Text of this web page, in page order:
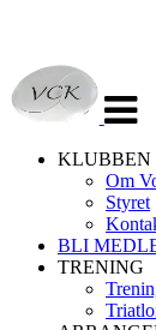
KLUBBEN
Om
Styret
BLI
TRENING